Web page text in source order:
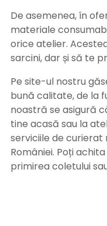
De asemenea, în
materiale
orice atelier.
sarcini, dar și să te
Pe site-ul nostru
bună calitate, de la
noastră se asigură
tine acasă sau la
serviciile de
României. Poți
primirea coletului